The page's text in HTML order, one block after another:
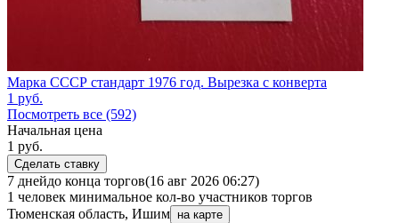
Марка СССР стандарт 1976 год. Вырезка с конверта
1 руб.
Посмотреть все (592)
Начальная цена
1 руб.
Сделать ставку
7 днейдо конца торгов(16 авг 2026 06:27)
1 человек минимальное кол-во участников торгов
Тюменская область, Ишим на карте